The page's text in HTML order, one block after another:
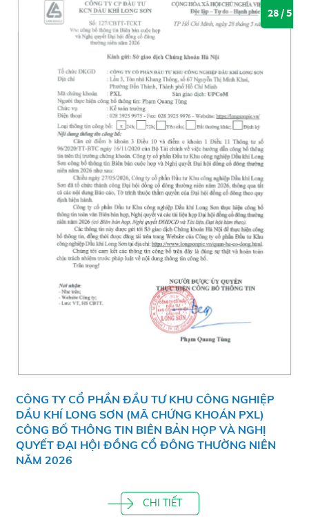
28 / 5
CÔNG TY CỔ PHẦN ĐẦU TƯ KHU CÔNG NGHIỆP
DẦU KHÍ LONG SƠN (MÃ CHỨNG KHOÁN PXL)
CÔNG BỐ THÔNG TIN BIÊN BẢN HỌP VÀ NGHỊ
QUYẾT ĐẠI HỘI ĐỒNG CỔ ĐÔNG THƯỜNG NIÊN
NĂM 2026
CHI TIẾT